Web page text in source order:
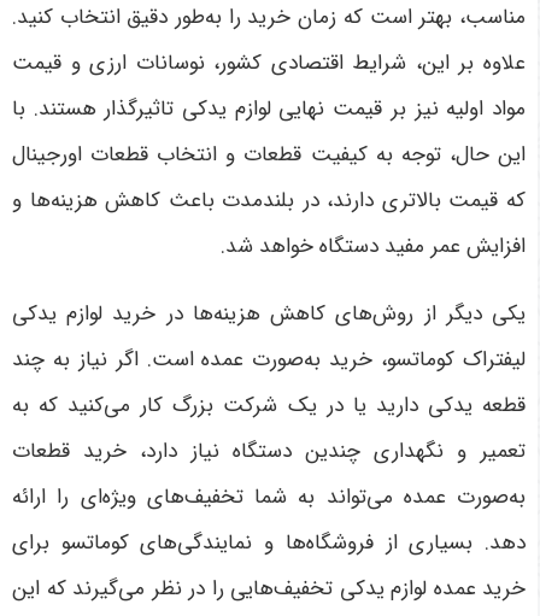
مناسب، بهتر است که زمان خرید را به‌طور دقیق انتخاب کنید.
علاوه بر این، شرایط اقتصادی کشور، نوسانات ارزی و قیمت
مواد اولیه نیز بر قیمت نهایی لوازم یدکی تاثیرگذار هستند. با
این حال، توجه به کیفیت قطعات و انتخاب قطعات اورجینال
که قیمت بالاتری دارند، در بلندمدت باعث کاهش هزینه‌ها و
افزایش عمر مفید دستگاه خواهد شد.
یکی دیگر از روش‌های کاهش هزینه‌ها در خرید لوازم یدکی
لیفتراک کوماتسو، خرید به‌صورت عمده است. اگر نیاز به چند
قطعه یدکی دارید یا در یک شرکت بزرگ کار می‌کنید که به
تعمیر و نگهداری چندین دستگاه نیاز دارد، خرید قطعات
به‌صورت عمده می‌تواند به شما تخفیف‌های ویژه‌ای را ارائه
دهد. بسیاری از فروشگاه‌ها و نمایندگی‌های کوماتسو برای
خرید عمده لوازم یدکی تخفیف‌هایی را در نظر می‌گیرند که این